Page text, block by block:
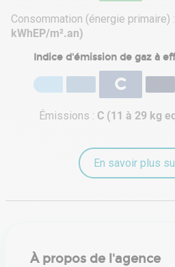
Notre plateforme vous permet
Consommation (énergie primaire) :
kWhEP/m².an)
Indice d'émission de gaz à
C
Émissions : C (11 à 29 kg
En savoir plus
À propos de l'agence